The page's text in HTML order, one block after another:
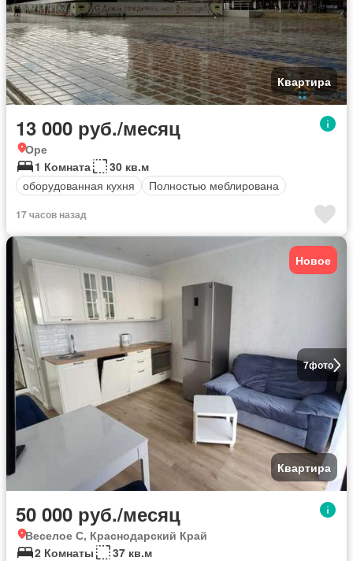
Квартира
13 000 руб./месяц
Оре
1 Комната
30 кв.м
оборудованная кухня
Полностью меблирована
17 часов назад
7фото
Новое
Квартира
50 000 руб./месяц
Веселое С, Краснодарский Край
2 Комнаты
37 кв.м